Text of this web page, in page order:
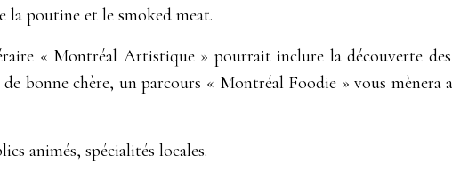
la poutine et le smoked meat.
« Montréal Artistique » pourrait inclure la découverte
bonne chère, un parcours « Montréal Foodie » vous mènera
animés, spécialités locales.